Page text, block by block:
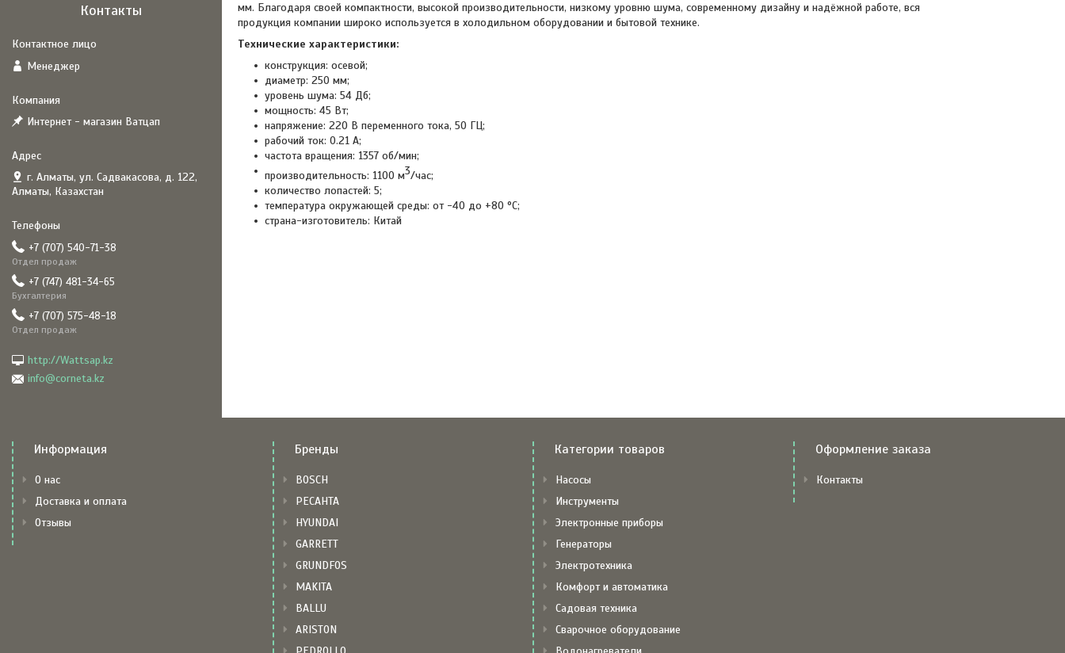
мм. Благодаря своей компактности, высокой производительности, низкому уровню шума, современному дизайну и надёжной работе, вся
продукция компании широко используется в холодильном оборудовании и бытовой технике.
Технические характеристики:
конструкция: осевой;
диаметр: 250 мм;
уровень шума: 54 Дб;
мощность: 45 Вт;
напряжение: 220 В переменного тока, 50 ГЦ;
рабочий ток: 0.21 А;
частота вращения: 1357 об/мин;
производительность: 1100 м3/час;
количество лопастей: 5;
температура окружающей среды: от -40 до +80 °С;
страна-изготовитель: Китай
Контакты
Менеджер
Интернет - магазин Ватцап
г. Алматы, ул. Садвакасова, д. 122,
Алматы, Казахстан
+7 (707) 540-71-38
Отдел продаж
+7 (747) 481-34-65
Бухгалтерия
+7 (707) 575-48-18
Отдел продаж
http://Wattsap.kz
info@corneta.kz
Информация
О нас
Доставка и оплата
Отзывы
Бренды
BOSCH
РЕСАНТА
HYUNDAI
GARRETT
GRUNDFOS
MAKITA
BALLU
ARISTON
Категории товаров
Насосы
Инструменты
Электронные приборы
Генераторы
Электротехника
Комфорт и автоматика
Садовая техника
Сварочное оборудование
Оформление заказа
Контакты